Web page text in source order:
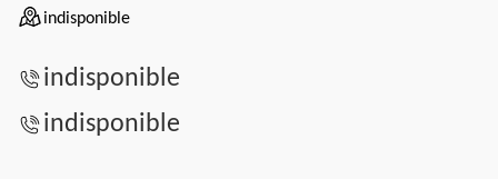
indisponible
indisponible
indisponible